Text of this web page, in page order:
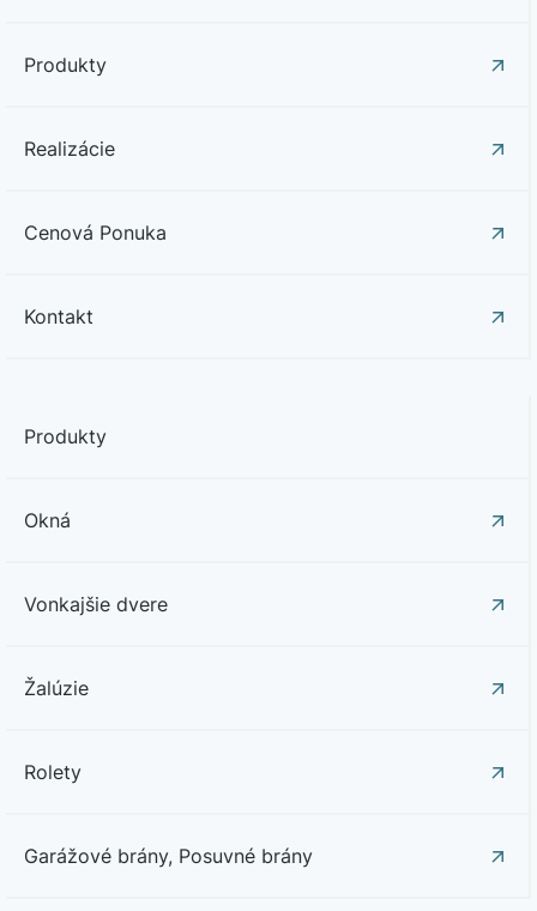
Produkty
Realizácie
Cenová Ponuka
Kontakt
Produkty
Okná
Vonkajšie dvere
Žalúzie
Rolety
Garážové brány, Posuvné brány